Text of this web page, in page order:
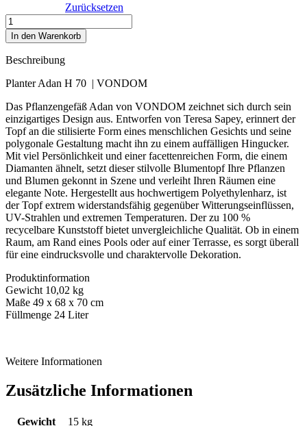
Zurücksetzen
Planter
Adan
H
70
In den Warenkorb
Beschreibung
Planter Adan H 70 | VONDOM
Das Pflanzengefäß Adan von VONDOM zeichnet sich durch sein
einzigartiges Design aus. Entworfen von Teresa Sapey, erinnert der
Topf an die stilisierte Form eines menschlichen Gesichts und seine
polygonale Gestaltung macht ihn zu einem auffälligen Hingucker.
Mit viel Persönlichkeit und einer facettenreichen Form, die einem
Diamanten ähnelt, setzt dieser stilvolle Blumentopf Ihre Pflanzen
und Blumen gekonnt in Szene und verleiht Ihren Räumen eine
elegante Note. Hergestellt aus hochwertigem Polyethylenharz, ist
der Topf extrem widerstandsfähig gegenüber Witterungseinflüssen,
UV-Strahlen und extremen Temperaturen. Der zu 100 %
recycelbare Kunststoff bietet unvergleichliche Qualität. Ob in einem
Raum, am Rand eines Pools oder auf einer Terrasse, es sorgt überall
für eine eindrucksvolle und charaktervolle Dekoration.
Produktinformation
Gewicht 10,02 kg
Maße 49 x 68 x 70 cm
Füllmenge 24 Liter
Weitere Informationen
Zusätzliche Informationen
Gewicht
15 kg